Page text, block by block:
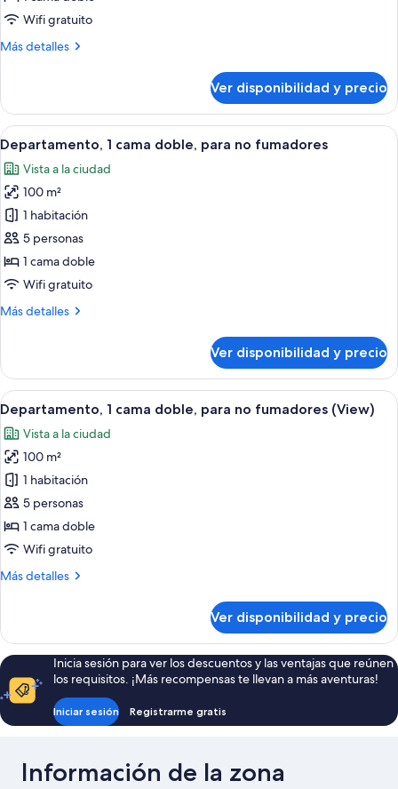
cama
doble,
para
Wifi gratuito
Más detalles
Más
1
cama
doble,
para
no
fumadores
Ver disponibilidad y precio
Ver
todas
las
fotos
de
Departamento,
1
cama
doble,
para
Un hotel moderno con una cama
9
Departamento, 1 cama doble, para no fumadores
Vista a la ciudad
100 m²
1 habitación
5 personas
1 cama doble
Wifi gratuito
Más detalles
Más
1
cama
doble,
para
no
fumadores
Ver disponibilidad y precio
Ver
todas
las
fotos
de
Departamento,
1
cama
doble,
para
(View)
Una cocina moderna con armarios
8
Departamento, 1 cama doble, para no fumadores (View)
Vista a la ciudad
100 m²
1 habitación
5 personas
1 cama doble
Wifi gratuito
Más detalles
Más
1
cama
doble,
para
no
fumadores
Ver disponibilidad y precio
Inicia sesión para ver los descuentos y las ventajas que reúnen
los requisitos. ¡Más recompensas te llevan a más aventuras!
Iniciar sesión Registrarme gratis
Información de la zona